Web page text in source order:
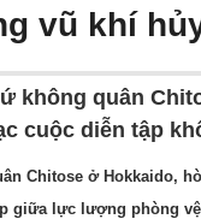
vũ khí
không quân
cuộc diễn tập
Chitose ở Hokkaido,
giữa lực lượng phòng